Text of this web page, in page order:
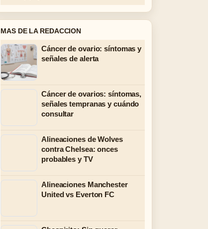
MAS DE LA REDACCION
Cáncer de ovario: síntomas y
señales de alerta
Cáncer de ovarios: síntomas,
señales tempranas y cuándo
consultar
Alineaciones de Wolves
contra Chelsea: onces
probables y TV
Alineaciones Manchester
United vs Everton FC